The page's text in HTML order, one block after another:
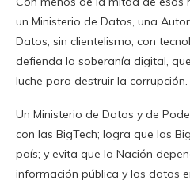
un Ministerio de Datos, una
Datos, sin clientelismo, con
defienda la soberanía digital,
luche para destruir la corrupción.
Un Ministerio de Datos y de
con las BigTech; logra que las
país; y evita que la Nación
información pública y los datos